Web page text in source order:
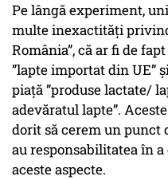
Pe lângă experiment,
multe inexactități
România”, că ar fi de
”lapte importat din UE”
piață ”produse lactate/
adevăratul lapte”.
dorit să cerem un punct
au responsabilitatea în
aceste aspecte.